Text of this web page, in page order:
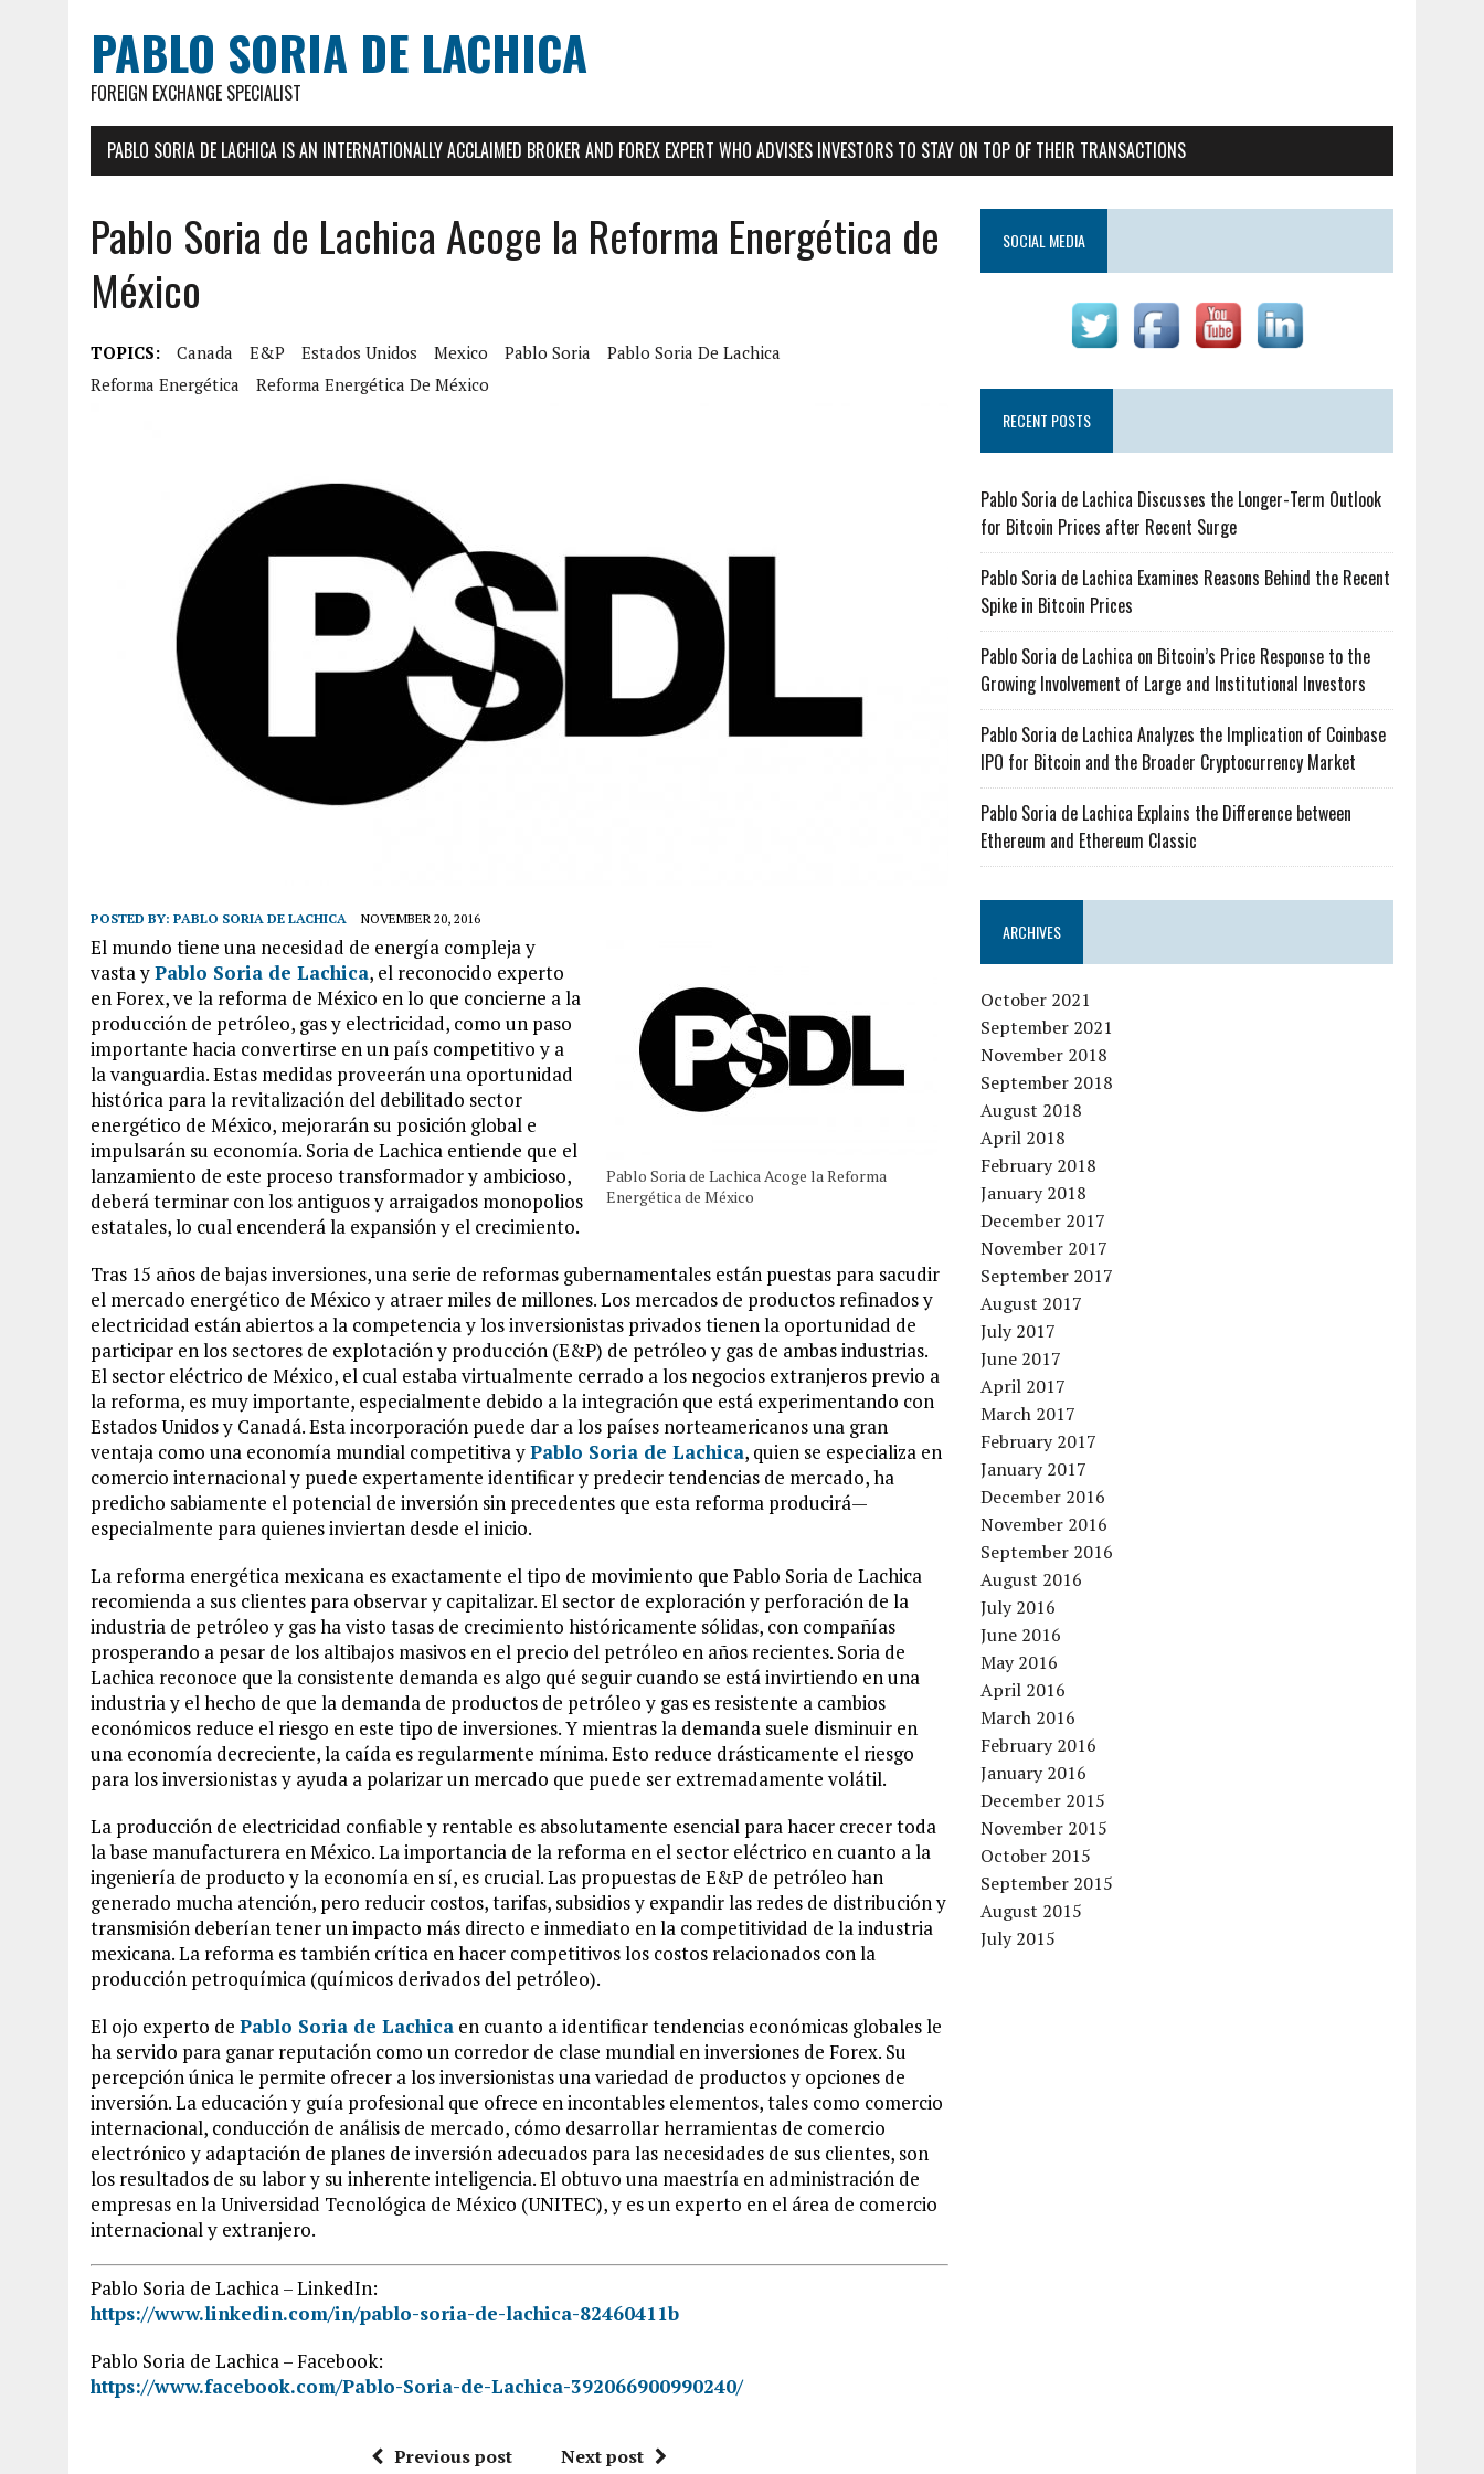
PABLO SORIA DE LACHICA
FOREIGN EXCHANGE SPECIALIST
PABLO SORIA DE LACHICA IS AN INTERNATIONALLY ACCLAIMED BROKER AND FOREX EXPERT WHO ADVISES INVESTORS TO STAY ON TOP OF THEIR TRANSACTIONS
Pablo Soria de Lachica Acoge la Reforma Energética de
México
TOPICS: Canada E&P Estados Unidos Mexico Pablo Soria
Pablo Soria De Lachica
Reforma Energética
Reforma Energética De México
POSTED BY: PABLO SORIA DE LACHICA NOVEMBER 20, 2016
Pablo Soria de Lachica Acoge la Reforma
Energética de México
El mundo tiene una necesidad de energía compleja y
vasta yPablo Soria de Lachica, el reconocido experto
en Forex, ve la reforma de México en lo que concierne a la
producción de petróleo, gas y electricidad, como un paso
importante hacia convertirse en un país competitivo y a
la vanguardia. Estas medidas proveerán una oportunidad
histórica para la revitalización del debilitado sector
energético de México, mejorarán su posición global e
impulsarán su economía. Soria de Lachica entiende que el
lanzamiento de este proceso transformador y ambicioso,
deberá terminar con los antiguos y arraigados monopolios
estatales, lo cual encenderá la expansión y el crecimiento.
Tras 15 años de bajas inversiones, una serie de reformas gubernamentales están puestas para sacudir
el mercado energético de México y atraer miles de millones. Los mercados de productos refinados y
electricidad están abiertos a la competencia y los inversionistas privados tienen la oportunidad de
participar en los sectores de explotación y producción (E&P) de petróleo y gas de ambas industrias.
El sector eléctrico de México, el cual estaba virtualmente cerrado a los negocios extranjeros previo a
la reforma, es muy importante, especialmente debido a la integración que está experimentando con
Estados Unidos y Canadá. Esta incorporación puede dar a los países norteamericanos una gran
ventaja como una economía mundial competitiva yPablo Soria de Lachica, quien se especializa en
comercio internacional y puede expertamente identificar y predecir tendencias de mercado, ha
predicho sabiamente el potencial de inversión sin precedentes que esta reforma producirá—
especialmente para quienes inviertan desde el inicio.
La reforma energética mexicana es exactamente el tipo de movimiento que Pablo Soria de Lachica
recomienda a sus clientes para observar y capitalizar. El sector de exploración y perforación de la
industria de petróleo y gas ha visto tasas de crecimiento históricamente sólidas, con compañías
prosperando a pesar de los altibajos masivos en el precio del petróleo en años recientes. Soria de
Lachica reconoce que la consistente demanda es algo qué seguir cuando se está invirtiendo en una
industria y el hecho de que la demanda de productos de petróleo y gas es resistente a cambios
económicos reduce el riesgo en este tipo de inversiones. Y mientras la demanda suele disminuir en
una economía decreciente, la caída es regularmente mínima. Esto reduce drásticamente el riesgo
para los inversionistas y ayuda a polarizar un mercado que puede ser extremadamente volátil.
La producción de electricidad confiable y rentable es absolutamente esencial para hacer crecer toda
la base manufacturera en México. La importancia de la reforma en el sector eléctrico en cuanto a la
ingeniería de producto y la economía en sí, es crucial. Las propuestas de E&P de petróleo han
generado mucha atención, pero reducir costos, tarifas, subsidios y expandir las redes de distribución y
transmisión deberían tener un impacto más directo e inmediato en la competitividad de la industria
mexicana. La reforma es también crítica en hacer competitivos los costos relacionados con la
producción petroquímica (químicos derivados del petróleo).
El ojo experto de Pablo Soria de Lachica en cuanto a identificar tendencias económicas globales le
ha servido para ganar reputación como un corredor de clase mundial en inversiones de Forex. Su
percepción única le permite ofrecer a los inversionistas una variedad de productos y opciones de
inversión. La educación y guía profesional que ofrece en incontables elementos, tales como comercio
internacional, conducción de análisis de mercado, cómo desarrollar herramientas de comercio
electrónico y adaptación de planes de inversión adecuados para las necesidades de sus clientes, son
los resultados de su labor y su inherente inteligencia. El obtuvo una maestría en administración de
empresas en la Universidad Tecnológica de México (UNITEC), y es un experto en el área de comercio
internacional y extranjero.
Pablo Soria de Lachica – LinkedIn:
https://www.linkedin.com/in/pablo-soria-de-lachica-82460411b
Pablo Soria de Lachica – Facebook:
https://www.facebook.com/Pablo-Soria-de-Lachica-392066900990240/
Previous post Next post
SOCIAL MEDIA
RECENT POSTS
Pablo Soria de Lachica Discusses the Longer-Term Outlook
for Bitcoin Prices after Recent Surge
Pablo Soria de Lachica Examines Reasons Behind the Recent
Spike in Bitcoin Prices
Pablo Soria de Lachica on Bitcoin’s Price Response to the
Growing Involvement of Large and Institutional Investors
Pablo Soria de Lachica Analyzes the Implication of Coinbase
IPO for Bitcoin and the Broader Cryptocurrency Market
Pablo Soria de Lachica Explains the Difference between
Ethereum and Ethereum Classic
ARCHIVES
October 2021
September 2021
November 2018
September 2018
August 2018
April 2018
February 2018
January 2018
December 2017
November 2017
September 2017
August 2017
July 2017
June 2017
April 2017
March 2017
February 2017
January 2017
December 2016
November 2016
September 2016
August 2016
July 2016
June 2016
May 2016
April 2016
March 2016
February 2016
January 2016
December 2015
November 2015
October 2015
September 2015
August 2015
July 2015